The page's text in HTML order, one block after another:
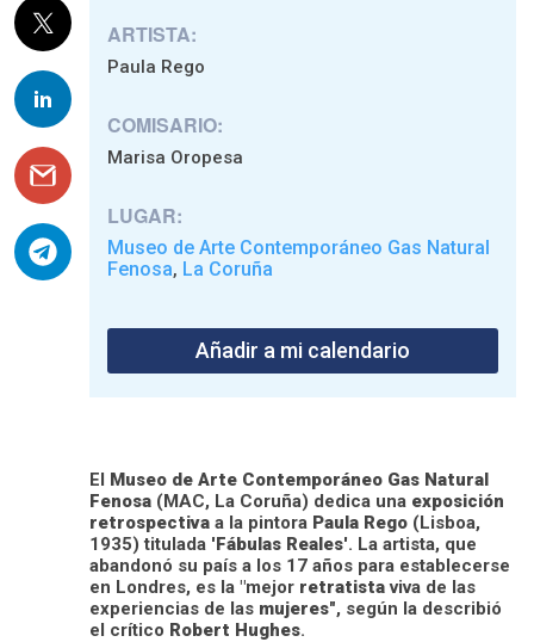
ARTISTA:
Paula Rego
COMISARIO:
Marisa Oropesa
LUGAR:
Museo de Arte Contemporáneo Gas Natural
Fenosa, La Coruña
Añadir a mi calendario
El Museo de Arte Contemporáneo Gas Natural
Fenosa (MAC, La Coruña) dedica una exposición
retrospectiva a la pintora Paula Rego (Lisboa,
1935) titulada 'Fábulas Reales'. La artista, que
abandonó su país a los 17 años para establecerse
en Londres, es la "mejor retratistaviva de las
experiencias de las mujeres", según la describió
el crítico Robert Hughes.